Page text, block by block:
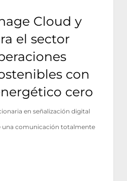
Cloud y
el sector
con
cero
en señalización digital
una comunicación totalmente